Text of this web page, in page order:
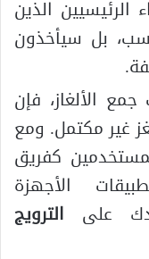
الرئيسيين الذين
بل سيأخذون
الألغاز، فإن
غير مكتمل. ومع
كفريق
الأجهزة
على الترويج